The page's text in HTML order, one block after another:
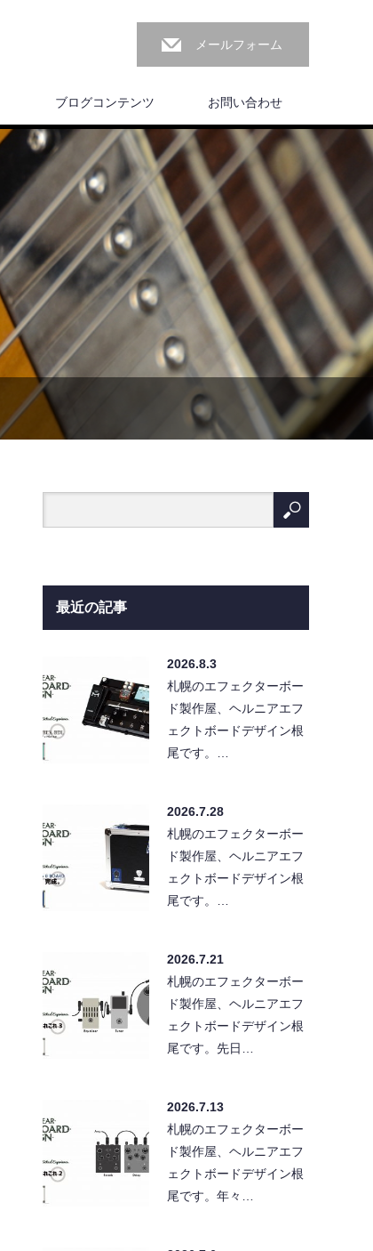
メールフォーム
ブログコンテンツ お問い合わせ
最近の記事
2026.8.3
札幌のエフェクターボー
ド製作屋、ヘルニアエフ
ェクトボードデザイン根
尾です。…
2026.7.28
札幌のエフェクターボー
ド製作屋、ヘルニアエフ
ェクトボードデザイン根
尾です。…
2026.7.21
札幌のエフェクターボー
ド製作屋、ヘルニアエフ
ェクトボードデザイン根
尾です。先日…
2026.7.13
札幌のエフェクターボー
ド製作屋、ヘルニアエフ
ェクトボードデザイン根
尾です。年々…